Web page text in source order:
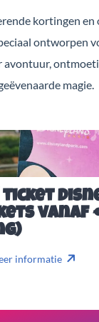
kortingen en
ontworpen
avontuur,
magie.
ticket
vanaf
informatie